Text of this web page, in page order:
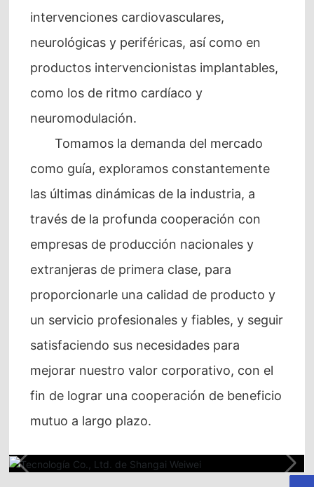
intervenciones cardiovasculares,
neurológicas y periféricas, así como en
productos intervencionistas implantables,
como los de ritmo cardíaco y
neuromodulación.
Tomamos la demanda del mercado
como guía, exploramos constantemente
las últimas dinámicas de la industria, a
través de la profunda cooperación con
empresas de producción nacionales y
extranjeras de primera clase, para
proporcionarle una calidad de producto y
un servicio profesionales y fiables, y seguir
satisfaciendo sus necesidades para
mejorar nuestro valor corporativo, con el
fin de lograr una cooperación de beneficio
mutuo a largo plazo.